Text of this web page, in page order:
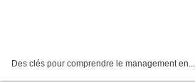
Des clés pour comprendre le management